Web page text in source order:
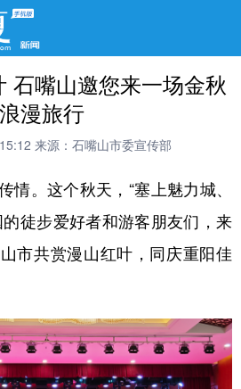
石嘴山邀您来一场金秋
浪漫旅行
来源：石嘴山市委宣传部
。这个秋天，“塞上魅力城、
徒步爱好者和游客朋友们，来
市共赏漫山红叶，同庆重阳佳